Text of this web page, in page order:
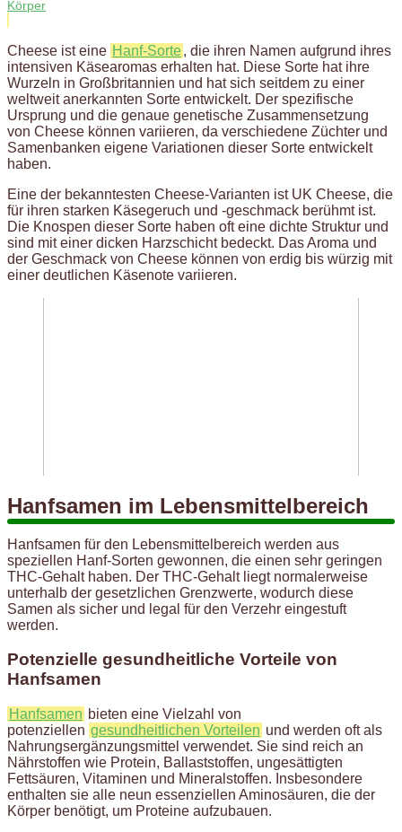
Körper
Cheese ist eine Hanf-Sorte, die ihren Namen aufgrund ihres
intensiven Käsearomas erhalten hat. Diese Sorte hat ihre
Wurzeln in Großbritannien und hat sich seitdem zu einer
weltweit anerkannten Sorte entwickelt. Der spezifische
Ursprung und die genaue genetische Zusammensetzung
von Cheese können variieren, da verschiedene Züchter und
Samenbanken eigene Variationen dieser Sorte entwickelt
haben.
Eine der bekanntesten Cheese-Varianten ist UK Cheese, die
für ihren starken Käsegeruch und -geschmack berühmt ist.
Die Knospen dieser Sorte haben oft eine dichte Struktur und
sind mit einer dicken Harzschicht bedeckt. Das Aroma und
der Geschmack von Cheese können von erdig bis würzig mit
einer deutlichen Käsenote variieren.
Hanfsamen im Lebensmittelbereich
Hanfsamen für den Lebensmittelbereich werden aus
speziellen Hanf-Sorten gewonnen, die einen sehr geringen
THC-Gehalt haben. Der THC-Gehalt liegt normalerweise
unterhalb der gesetzlichen Grenzwerte, wodurch diese
Samen als sicher und legal für den Verzehr eingestuft
werden.
Potenzielle gesundheitliche Vorteile von
Hanfsamen
Hanfsamen bieten eine Vielzahl von
potenziellen gesundheitlichen Vorteilen und werden oft als
Nahrungsergänzungsmittel verwendet. Sie sind reich an
Nährstoffen wie Protein, Ballaststoffen, ungesättigten
Fettsäuren, Vitaminen und Mineralstoffen. Insbesondere
enthalten sie alle neun essenziellen Aminosäuren, die der
Körper benötigt, um Proteine aufzubauen.